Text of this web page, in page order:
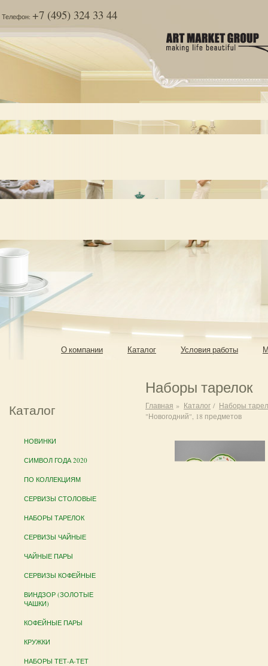
Телефон: +7 (495) 324 33 44
О компании Каталог Условия работы
Каталог
НОВИНКИ
СИМВОЛ ГОДА 2020
ПО КОЛЛЕКЦИЯМ
СЕРВИЗЫ СТОЛОВЫЕ
НАБОРЫ ТАРЕЛОК
СЕРВИЗЫ ЧАЙНЫЕ
ЧАЙНЫЕ ПАРЫ
СЕРВИЗЫ КОФЕЙНЫЕ
ВИНДЗОР (ЗОЛОТЫЕ
ЧАШКИ)
КОФЕЙНЫЕ ПАРЫ
КРУЖКИ
НАБОРЫ ТЕТ-А-ТЕТ
Наборы тарелок
Главная » Каталог / Наборы
"Новогодний", 18 предметов